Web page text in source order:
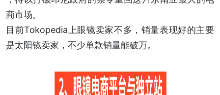
商市场。
目前Tokopedia上眼镜卖家不多，销量表现好的主要
是太阳镜卖家，不少单款销量能破万。